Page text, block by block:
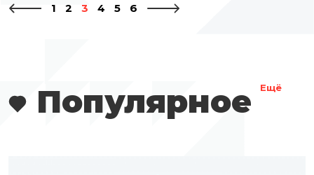
1 2 3 4 5 6
Популярное Ещё